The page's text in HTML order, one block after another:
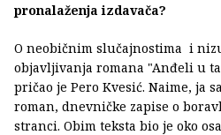
pronalaženja izdavača?
O neobičnim slučajnostima i
objavljivanja romana "Anđeli u
pričao je Pero Kvesić. Naime, ja
roman, dnevničke zapise o
stranci. Obim teksta bio je oko